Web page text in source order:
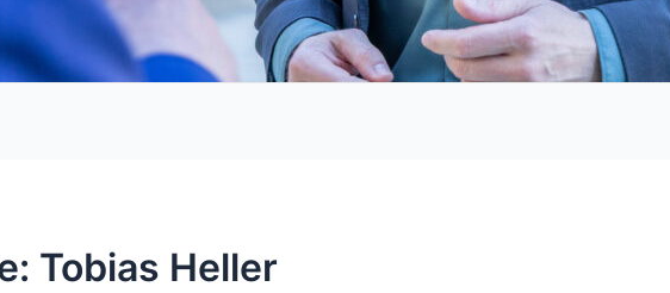
Tobias Heller